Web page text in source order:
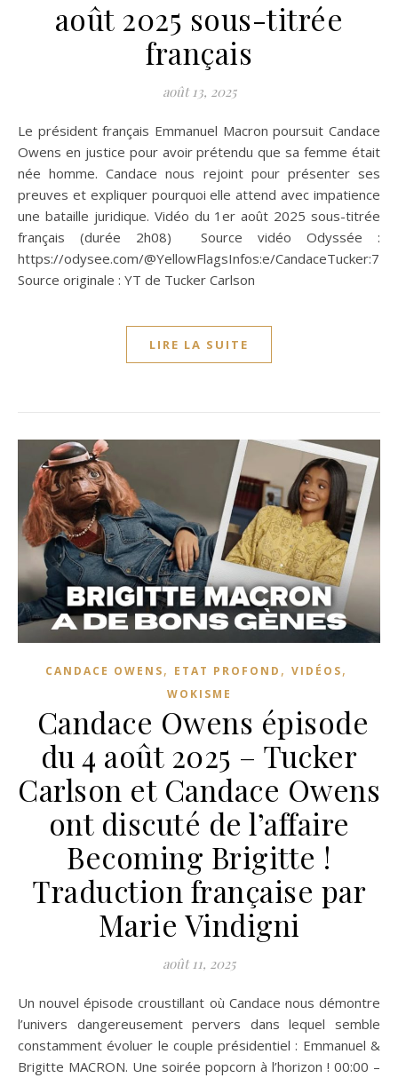
août 2025 sous-titrée
français
août 13, 2025
Le président français Emmanuel Macron poursuit Candace
Owens en justice pour avoir prétendu que sa femme était
née homme. Candace nous rejoint pour présenter ses
preuves et expliquer pourquoi elle attend avec impatience
une bataille juridique. Vidéo du 1er août 2025 sous-titrée
français (durée 2h08) Source vidéo Odyssée :
https://odysee.com/@YellowFlagsInfos:e/CandaceTucker:7
Source originale : YT de Tucker Carlson
LIRE LA SUITE
CANDACE OWENS, ETAT PROFOND , VIDÉOS,
WOKISME
Candace Owens épisode
du 4 août 2025 – Tucker
Carlson et Candace Owens
ont discuté de l’affaire
Becoming Brigitte !
Traduction française par
Marie Vindigni
août 11, 2025
Un nouvel épisode croustillant où Candace nous démontre
l’univers dangereusement pervers dans lequel semble
constamment évoluer le couple présidentiel : Emmanuel &
Brigitte MACRON. Une soirée popcorn à l’horizon ! 00:00 –